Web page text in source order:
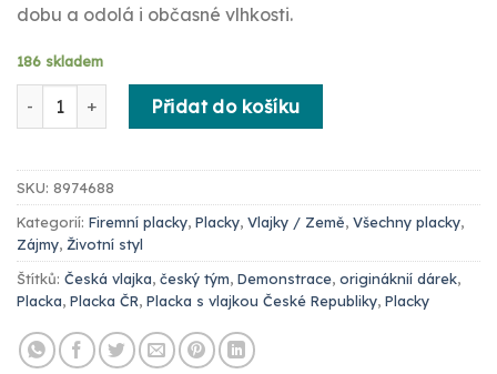
dobu a odolá i občasné vlhkosti.
186 skladem
Placka s vlajkou České Republiky – 58 mm množství
Přidat do košíku
SKU: 8974688
Kategorií: Firemní placky, Placky, Vlajky / Země, Všechny placky,
Zájmy, Životní styl
Štítků: Česká vlajka, český tým, Demonstrace, origináknií dárek,
Placka, Placka ČR, Placka s vlajkou České Republiky, Placky